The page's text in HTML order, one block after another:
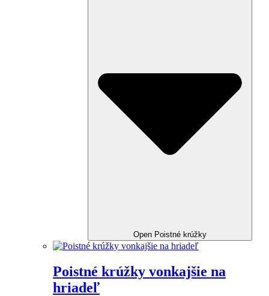
Open Poistné krúžky
Poistné krúžky vonkajšie na
hriadeľ